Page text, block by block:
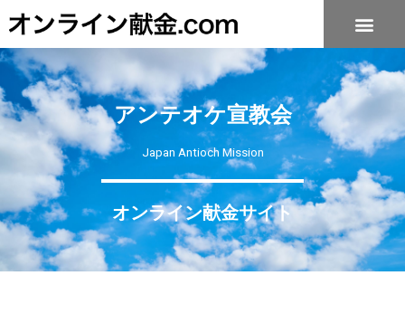
アンテオケ宣教会
Japan Antioch Mission
オンライン献金サイト